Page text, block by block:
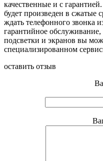
качественные и с
будет произведен в сжатые
ждать телефонного звонка
гарантийное обслуживание,
подсветки и экранов вы
специализированном
оставить отзыв